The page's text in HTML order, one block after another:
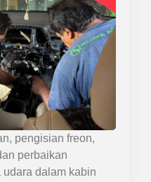
pengisian freon,
perbaikan
udara dalam kabin